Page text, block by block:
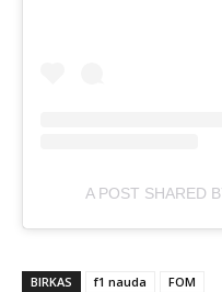
A POST SHARED
BIRKAS f1 nauda FOM